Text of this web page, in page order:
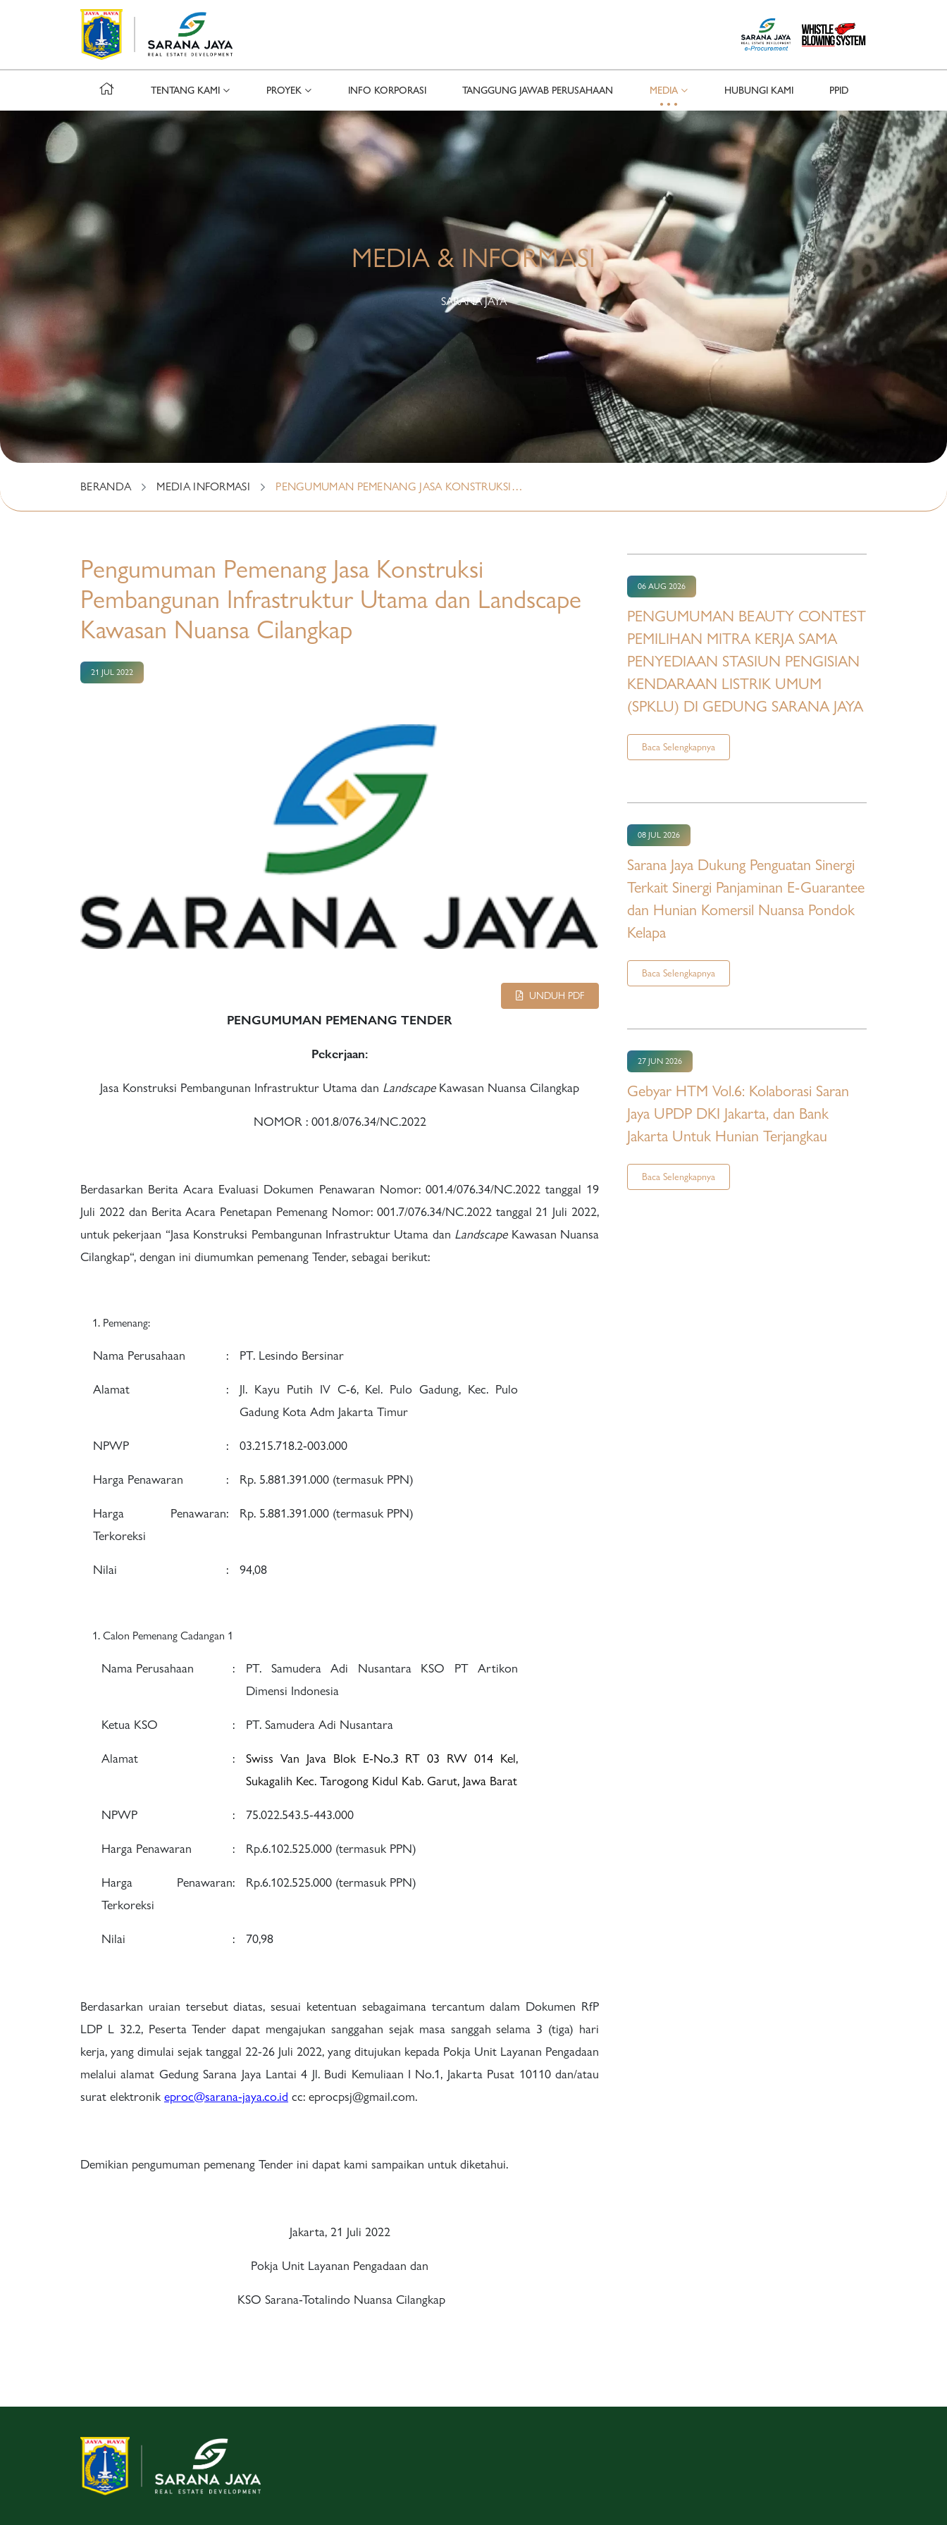
TENTANG KAMI PROYEK INFO KORPORASI TANGGUNG JAWAB PERUSAHAAN MEDIA HUBUNGI KAMI PPID
MEDIA & INFORMASI
SARANA JAYA
BERANDA MEDIA INFORMASI PENGUMUMAN PEMENANG JASA KONSTRUKSI…
Pengumuman Pemenang Jasa Konstruksi
Pembangunan Infrastruktur Utama dan Landscape
Kawasan Nuansa Cilangkap
21 JUL 2022
UNDUH PDF
PENGUMUMAN PEMENANG TENDER
Pekerjaan:
Jasa Konstruksi Pembangunan Infrastruktur Utama dan LandscapeKawasan Nuansa Cilangkap
NOMOR : 001.8/076.34/NC.2022
Berdasarkan Berita Acara Evaluasi Dokumen Penawaran Nomor: 001.4/076.34/NC.2022 tanggal 19
Juli 2022 dan Berita Acara Penetapan Pemenang Nomor: 001.7/076.34/NC.2022 tanggal 21 Juli 2022,
untuk pekerjaan “Jasa Konstruksi Pembangunan Infrastruktur Utama dan LandscapeKawasan Nuansa
Cilangkap“, dengan ini diumumkan pemenang Tender, sebagai berikut:
Pemenang:
Nama Perusahaan : PT. Lesindo Bersinar
Alamat :
Jl. Kayu Putih IV C-6, Kel. Pulo Gadung, Kec. Pulo
Gadung Kota Adm Jakarta Timur
NPWP : 03.215.718.2-003.000
Harga Penawaran : Rp. 5.881.391.000 (termasuk PPN)
Harga Penawaran
Terkoreksi
: Rp. 5.881.391.000 (termasuk PPN)
Nilai : 94,08
Calon Pemenang Cadangan 1
Nama Perusahaan :
PT. Samudera Adi Nusantara KSO PT Artikon
Dimensi Indonesia
Ketua KSO : PT. Samudera Adi Nusantara
Alamat :
Swiss Van Java Blok E-No.3 RT 03 RW 014 Kel,
Sukagalih Kec. Tarogong Kidul Kab. Garut, Jawa Barat
NPWP : 75.022.543.5-443.000
Harga Penawaran : Rp.6.102.525.000 (termasuk PPN)
Harga Penawaran
Terkoreksi
: Rp.6.102.525.000 (termasuk PPN)
Nilai : 70,98
Berdasarkan uraian tersebut diatas, sesuai ketentuan sebagaimana tercantum dalam Dokumen RfP
LDP L 32.2, Peserta Tender dapat mengajukan sanggahan sejak masa sanggah selama 3 (tiga) hari
kerja, yang dimulai sejak tanggal 22-26 Juli 2022, yang ditujukan kepada Pokja Unit Layanan Pengadaan
melalui alamat Gedung Sarana Jaya Lantai 4 Jl. Budi Kemuliaan I No.1, Jakarta Pusat 10110 dan/atau
surat elektronik eproc@sarana-jaya.co.id cc: eprocpsj@gmail.com.
Demikian pengumuman pemenang Tender ini dapat kami sampaikan untuk diketahui.
Jakarta, 21 Juli 2022
Pokja Unit Layanan Pengadaan dan
KSO Sarana-Totalindo Nuansa Cilangkap
06 AUG 2026
PENGUMUMAN BEAUTY CONTEST
PEMILIHAN MITRA KERJA SAMA
PENYEDIAAN STASIUN PENGISIAN
KENDARAAN LISTRIK UMUM
(SPKLU) DI GEDUNG SARANA JAYA
Baca Selengkapnya
08 JUL 2026
Sarana Jaya Dukung Penguatan Sinergi
Terkait Sinergi Panjaminan E-Guarantee
dan Hunian Komersil Nuansa Pondok
Kelapa
Baca Selengkapnya
27 JUN 2026
Gebyar HTM Vol.6: Kolaborasi Saran
Jaya UPDP DKI Jakarta, dan Bank
Jakarta Untuk Hunian Terjangkau
Baca Selengkapnya